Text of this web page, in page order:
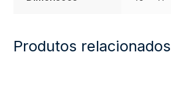
Produtos relacionados